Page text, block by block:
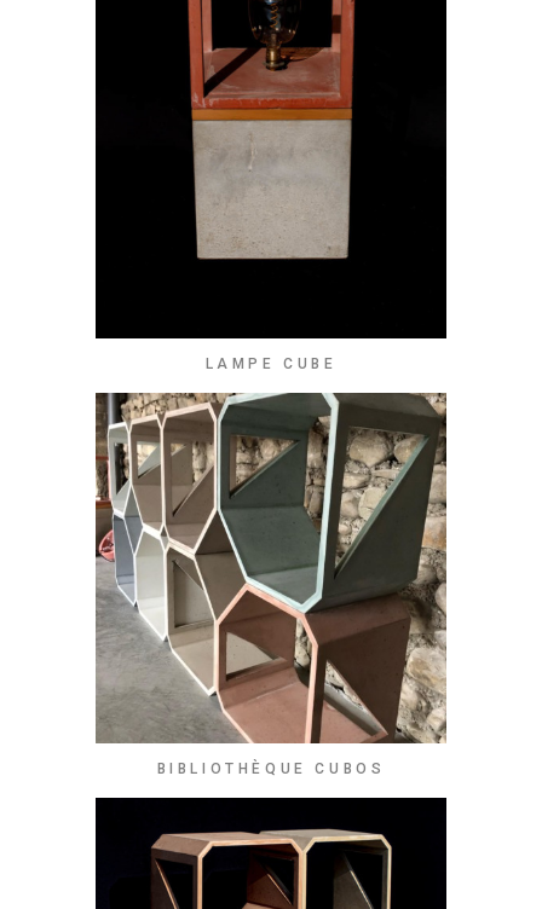
LAMPE CUBE
BIBLIOTHÈQUE CUBOS